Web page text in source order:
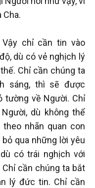
Cha.
chỉ cần tin vào
dù có vẻ nghịch lý
Chỉ cần chúng ta
sáng, thì sẽ được
tường về Người. Chỉ
dù không thể
nhãn quan con
qua những lời yêu
có trái nghịch với
cần chúng ta bắt
lý đức tin. Chỉ cần